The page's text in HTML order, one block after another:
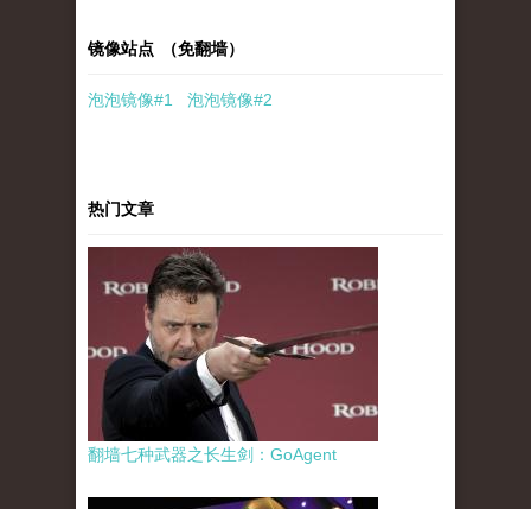
镜像站点 （免翻墙）
泡泡镜像#1 泡泡镜像#2
热门文章
翻墙七种武器之长生剑：GoAgent